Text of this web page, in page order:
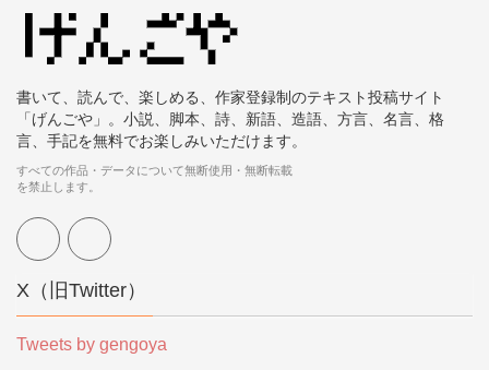
書いて、読んで、楽しめる、作家登録制のテキスト投稿サイト
「げんごや」。小説、脚本、詩、新語、造語、方言、名言、格
言、手記を無料でお楽しみいただけます。
すべての作品・データについて無断使用・無断転載
を禁止します。
X（旧Twitter）
Tweets by gengoya